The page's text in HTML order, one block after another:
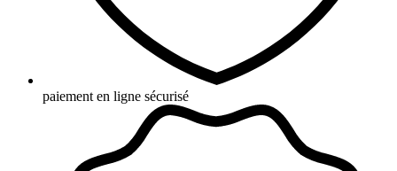
paiement en ligne sécurisé